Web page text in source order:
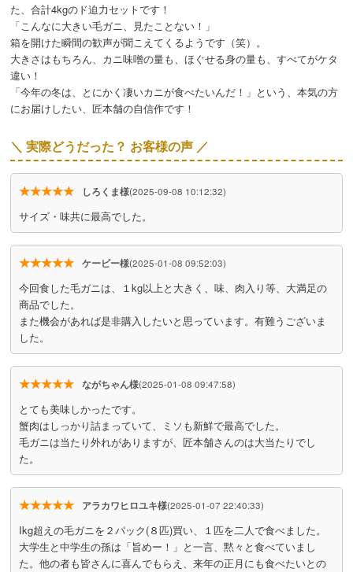
た、合計4kgのド迫力セットです！
「こんなに大きい毛ガニ、見たことない！」
箱を開けた瞬間の歓声が聞こえてくるようです（笑）。
大きさはもちろん、カニ味噌の量も、ほぐせる身の量も、すべてがケタ
違い！
「今年の冬は、とにかく凄いカニが食べたいんだ！」という、本気の方
にお届けしたい、匠本舗の自信作です！
＼ 実際どうだった？ お客様の声 ／
★★★★★ しろくま様(2025-09-08 10:12:32)
サイズ・味共に最高でした。
★★★★★ ケービー様(2025-01-08 09:52:03)
今回食した毛ガニは、１kg以上と大きく、味、肉入り等、大満足の
商品でした。
また機会があれば是非購入したいと思っています。有難うございま
した。
★★★★★ ながちゃん様(2025-01-08 09:47:58)
とても美味しかったです。
蟹肉はしっかり詰まっていて、ミソも新鮮で最高でした。
毛ガニは当たり外れがありますが、匠本舗さんのは大当たりでし
た。
★★★★★ アラカワヒロユキ様(2025-01-07 22:40:33)
Ikg超えの毛ガニを２パック(８匹)買い、１匹を二人で食べました。
大学生と中学生の孫は「旨めー！」と一言、黙々と食べていまし
た。他の者も皆さんに喜んでもらえ、来年の正月にも食べたいとの